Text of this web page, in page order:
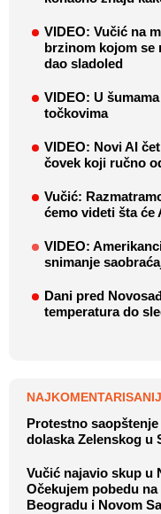
VIDEO: Vučić na
brzinom kojom se
dao sladoled
VIDEO: U
točkovima
VIDEO: Novi AI
čovek koji ručno
Vučić:
ćemo videti šta će
VIDEO:
snimanje
Dani pred
temperatura do
Protestno
dolaska Zelenskog u
Vučić najavio skup u
Očekujem pobedu
Beogradu i Novom